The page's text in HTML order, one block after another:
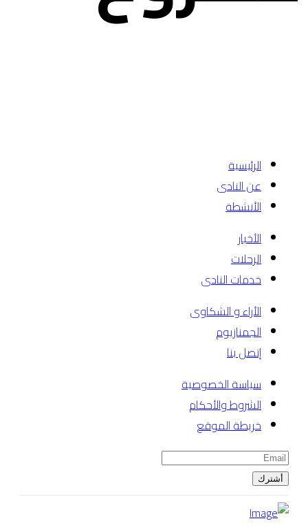
الرئيسية
عن النادى
الأنشطة
الأخبار
الرحلات
خدمات النادى
الأراء و الشكاوى
الجمنازيوم
إتصل بنا
سياسة الخصوصية
الشروط والأحكام
خريطة الموقع
أشترك